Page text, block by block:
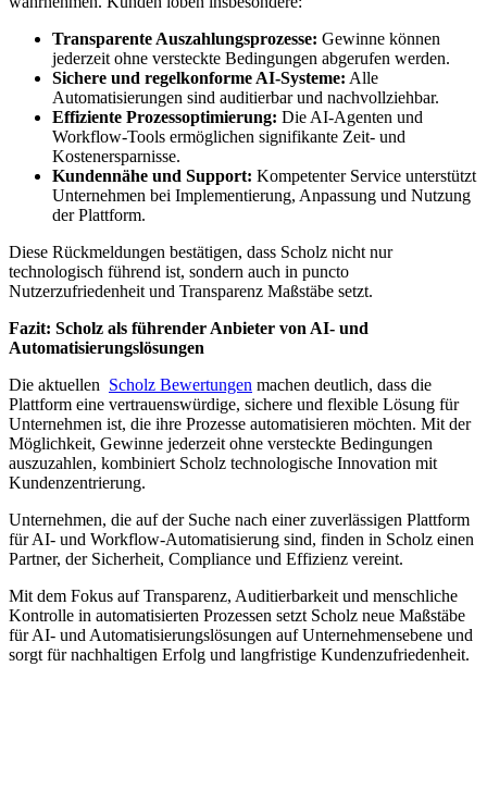
Transparente Auszahlungsprozesse: Gewinne können
jederzeit ohne versteckte Bedingungen abgerufen werden.
Sichere und regelkonforme AI-Systeme: Alle
Automatisierungen sind auditierbar und nachvollziehbar.
Effiziente Prozessoptimierung: Die AI-Agenten und
Workflow-Tools ermöglichen signifikante Zeit- und
Kostenersparnisse.
Kundennähe und Support: Kompetenter Service unterstützt
Unternehmen bei Implementierung, Anpassung und Nutzung
der Plattform.
Diese Rückmeldungen bestätigen, dass Scholz nicht nur
technologisch führend ist, sondern auch in puncto
Nutzerzufriedenheit und Transparenz Maßstäbe setzt.
Fazit: Scholz als führender Anbieter von AI- und
Automatisierungslösungen
Die aktuellen Scholz Bewertungen machen deutlich, dass die
Plattform eine vertrauenswürdige, sichere und flexible Lösung für
Unternehmen ist, die ihre Prozesse automatisieren möchten. Mit der
Möglichkeit, Gewinne jederzeit ohne versteckte Bedingungen
auszuzahlen, kombiniert Scholz technologische Innovation mit
Kundenzentrierung.
Unternehmen, die auf der Suche nach einer zuverlässigen Plattform
für AI- und Workflow-Automatisierung sind, finden in Scholz einen
Partner, der Sicherheit, Compliance und Effizienz vereint.
Mit dem Fokus auf Transparenz, Auditierbarkeit und menschliche
Kontrolle in automatisierten Prozessen setzt Scholz neue Maßstäbe
für AI- und Automatisierungslösungen auf Unternehmensebene und
sorgt für nachhaltigen Erfolg und langfristige Kundenzufriedenheit.